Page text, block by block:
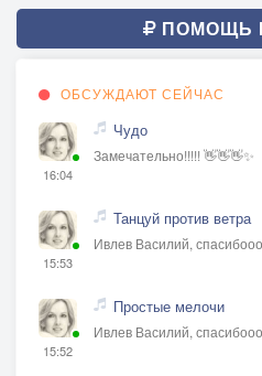
ПОМОЩЬ
ОБСУЖДАЮТ СЕЙЧАС
16:04
Чудо
Замечательно!!!!! 👋👋👋✨
15:53
Танцуй против ветра
Ивлев Василий,
15:52
Простые мелочи
Ивлев Василий,